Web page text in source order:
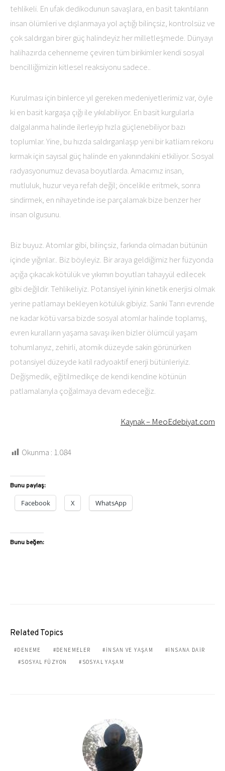
tehlikeli. En ufak dedikodunun savaşlara, en basit takıntıların
insan ölümleri ve dışlanmaya yol açtığı bilinçsiz, kontrolsüz ve
çok saldırgan birer güç halindeyiz her milletleşmede. Dünyayı
halihazırda cehenneme çeviren tüm birikimler kendi sosyal
bencilliğimizin kitlesel reaksiyonu sadece..
Kurulması için binlerce yıl gereken medeniyetlerimiz var, öyle
ki en basit kargaşa çığı ile yıkılabiliyor. En basit kurgularla
dalgalanma halinde ilerleyip hızla güçlenebiliyor bazı
toplumlar. Yine, bu hızda saldırganlaşıp yeni bir katliam rekoru
kırmak için sayısal güç halinde en yakınındakini etkiliyor. Sosyal
radyasyonumuz devasa boyutlarda. Amacımız insan,
mutluluk, huzur veya refah değil; öncelikle eritmek, sonra
sindirmek, en nihayetinde ise parçalamak bize benzer her
insan olgusunu.
Biz buyuz. Atomlar gibi, bilinçsiz, farkında olmadan bütünün
içinde yığınlar.. Biz böyleyiz. Bir araya geldiğimiz her füzyonda
açığa çıkacak kötülük ve yıkımın boyutları tahayyül edilecek
gibi değildir. Tehlikeliyiz. Potansiyel iyinin kinetik enerjisi olmak
yerine patlamayı bekleyen kötülük gibiyiz. Sanki Tanrı evrende
ne kadar kötü varsa bizde sosyal atomlar halinde toplamış,
evren kuralların yaşama savaşı iken bizler ölümcül yaşam
tohumlarıyız, zehirli, atomik düzeyde sakin görünürken
potansiyel düzeyde katil radyoaktif enerji bütünleriyiz.
Değişmedik, eğitilmedikçe de kendi kendine kötünün
patlamalarıyla çoğalmaya devam edeceğiz.
Kaynak – MeoEdebiyat.com
Okunma : 1.084
Bunu paylaş:
Facebook X WhatsApp
Bunu beğen:
Related Topics
DENEME DENEMELER INSAN VE YAŞAM
INSANA DAIR
SOSYAL FÜZYON
SOSYAL YAŞAM